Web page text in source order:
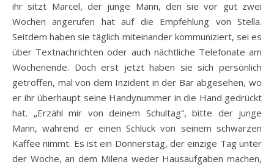
ihr sitzt Marcel, der junge Mann, den sie vor gut zwei
Wochen angerufen hat auf die Empfehlung von Stella.
Seitdem haben sie täglich miteinander kommuniziert, sei es
über Textnachrichten oder auch nächtliche Telefonate am
Wochenende. Doch erst jetzt haben sie sich persönlich
getroffen, mal von dem Inzident in der Bar abgesehen, wo
er ihr überhaupt seine Handynummer in die Hand gedrückt
hat. „Erzähl mir von deinem Schultag“, bitte der junge
Mann, während er einen Schluck von seinem schwarzen
Kaffee nimmt. Es ist ein Donnerstag, der einzige Tag unter
der Woche, an dem Milena weder Hausaufgaben machen,